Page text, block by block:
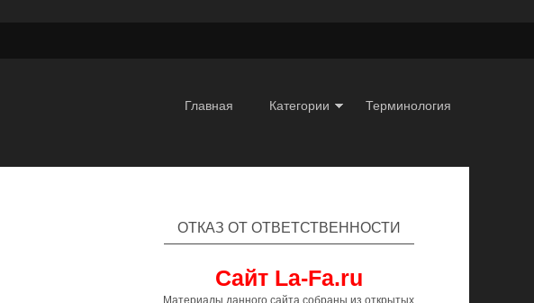
Главная Категории Терминология
ОТКАЗ ОТ ОТВЕТСТВЕННОСТИ
Сайт La-Fa.ru
Материалы данного сайта собраны из открытых